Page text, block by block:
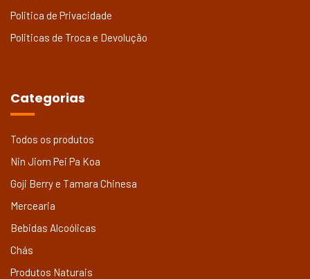
Politica de Privacidade
Politicas de Troca e Devolução
Categorias
Todos os produtos
Nin Jiom Pei Pa Koa
Goji Berry e Tamara Chinesa
Mercearia
Bebidas Alcoólicas
Chás
Produtos Naturais